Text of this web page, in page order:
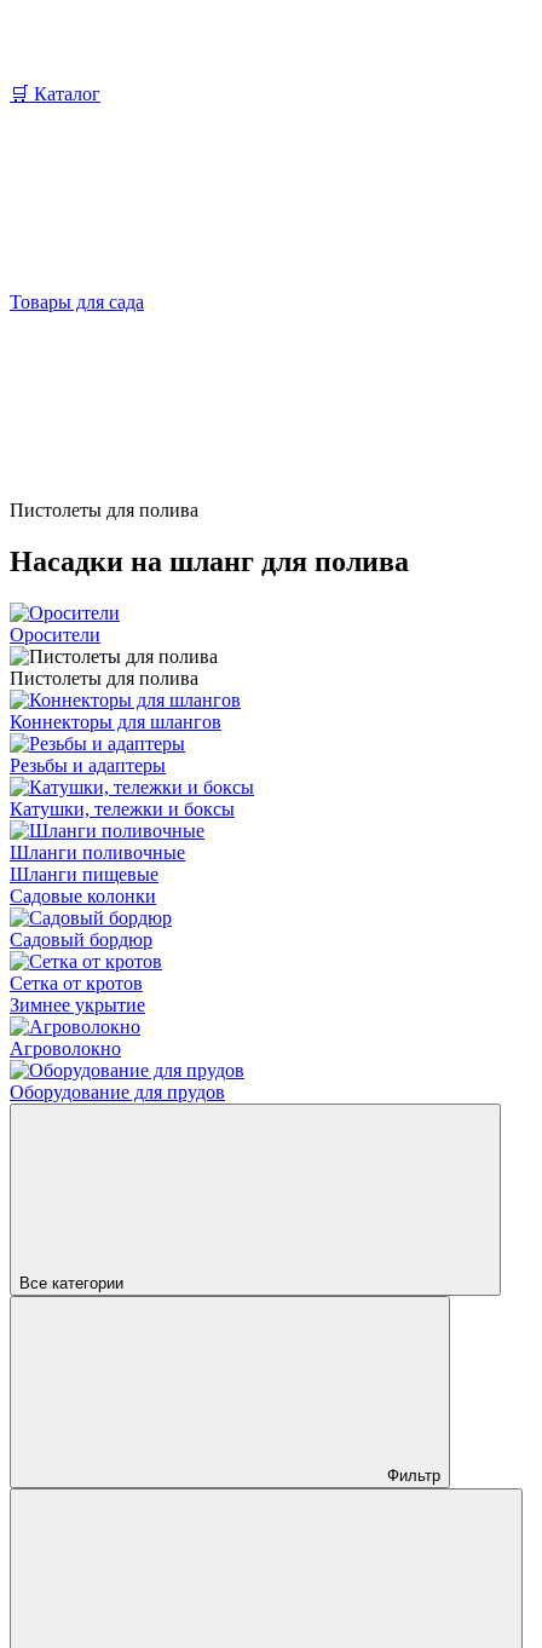
🛒 Каталог
Товары для сада
Пистолеты для полива
Насадки на шланг для полива
Оросители
Пистолеты для полива
Коннекторы для шлангов
Резьбы и адаптеры
Катушки, тележки и боксы
Шланги поливочные
Шланги пищевые
Садовые колонки
Садовый бордюр
Сетка от кротов
Зимнее укрытие
Агроволокно
Оборудование для прудов
Все категории
Фильтр